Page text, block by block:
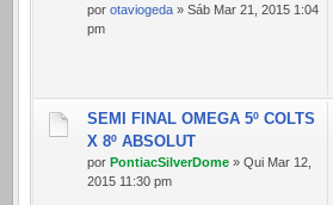
por otaviogeda » Sáb Mar 21, 2015 1:04
pm
SEMI FINAL OMEGA 5º COLTS
X 8º ABSOLUT
por PontiacSilverDome » Qui Mar 12,
2015 11:30 pm